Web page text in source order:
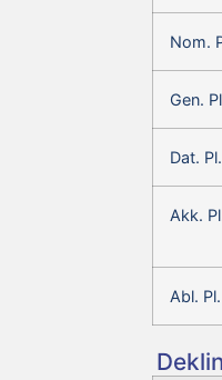
Nom.
Gen.
Dat. Pl.
Akk.
Abl. Pl.